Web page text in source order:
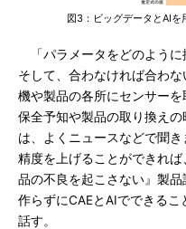
図3：ビッグデータとAIを
「パラメータをどのように
そして、合わなければ合わ
機や製品の各所にセンサー
保全予知や製品の取り換え
は、よくニュースなどで聞
精度を上げることができれ
品の不良を起こさない』製
作らずにCAEとAIでできる
話す。